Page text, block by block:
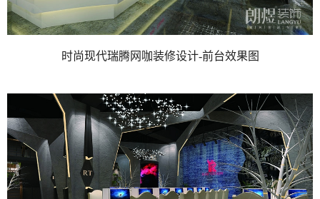
时尚现代瑞腾网咖装修设计-前台效果图